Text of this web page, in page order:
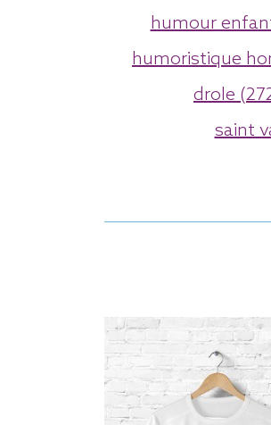
humour
humoristique
drole
saint